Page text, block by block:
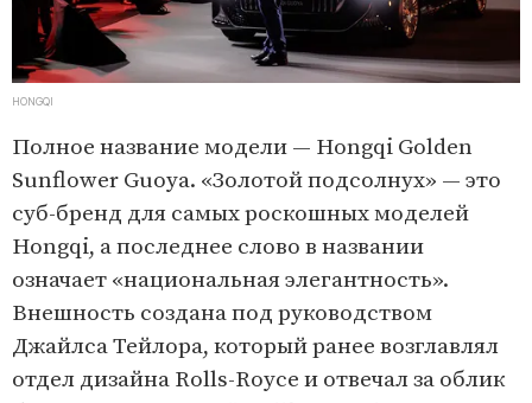
HONGQI
Полное название модели — Hongqi Golden
Sunflower Guoya. «Золотой подсолнух» — это
суб-бренд для самых роскошных моделей
Hongqi, а последнее слово в названии
означает «национальная элегантность».
Внешность создана под руководством
Джайлса Тейлора, который ранее возглавлял
отдел дизайна Rolls-Royce и отвечал за облик